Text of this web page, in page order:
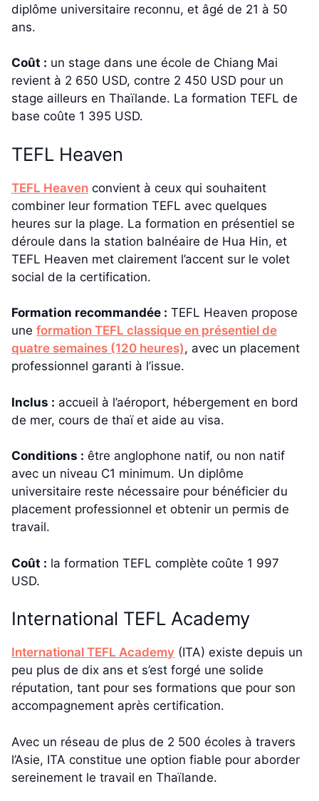
diplôme universitaire reconnu, et âgé de 21 à 50
ans.
Coût : un stage dans une école de Chiang Mai
revient à 2 650 USD, contre 2 450 USD pour un
stage ailleurs en Thaïlande. La formation TEFL de
base coûte 1 395 USD.
TEFL Heaven
TEFL Heaven convient à ceux qui souhaitent
combiner leur formation TEFL avec quelques
heures sur la plage. La formation en présentiel se
déroule dans la station balnéaire de Hua Hin, et
TEFL Heaven met clairement l’accent sur le volet
social de la certification.
Formation recommandée : TEFL Heaven propose
une formation TEFL classique en présentiel de
quatre semaines (120 heures), avec un placement
professionnel garanti à l’issue.
Inclus : accueil à l’aéroport, hébergement en bord
de mer, cours de thaï et aide au visa.
Conditions : être anglophone natif, ou non natif
avec un niveau C1 minimum. Un diplôme
universitaire reste nécessaire pour bénéficier du
placement professionnel et obtenir un permis de
travail.
Coût : la formation TEFL complète coûte 1 997
USD.
International TEFL Academy
International TEFL Academy (ITA) existe depuis un
peu plus de dix ans et s’est forgé une solide
réputation, tant pour ses formations que pour son
accompagnement après certification.
Avec un réseau de plus de 2 500 écoles à travers
l’Asie, ITA constitue une option fiable pour aborder
sereinement le travail en Thaïlande.